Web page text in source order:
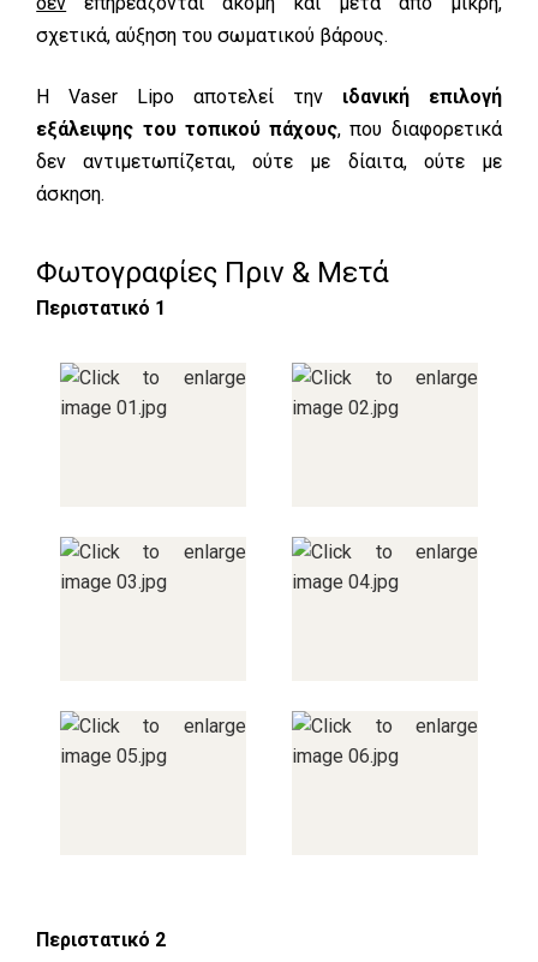
σχετικά, αύξηση του σωματικού βάρους.
Η Vaser Lipo αποτελεί την ιδανική επιλογή
εξάλειψης του τοπικού πάχους, που διαφορετικά
δεν αντιμετωπίζεται, ούτε με δίαιτα, ούτε με
άσκηση.
Φωτογραφίες Πριν & Μετά
Περιστατικό 1
Περιστατικό 2